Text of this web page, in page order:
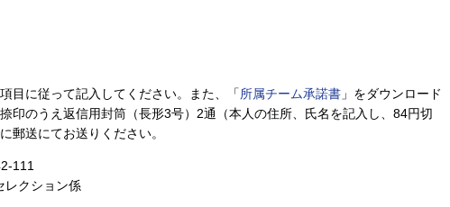
目に従って記入してください。また、「所属チーム承諾書 」をダウンロード
印のうえ返信用封筒（長形3号）2通（本人の住所、氏名を記入し、84円切
郵送にてお送りください。
111
レクション係